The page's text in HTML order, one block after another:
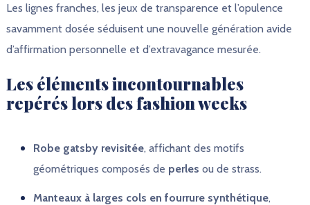
Les lignes franches, les jeux de transparence et l’opulence
savamment dosée séduisent une nouvelle génération avide
d’affirmation personnelle et d’extravagance mesurée.
Les éléments incontournables
repérés lors des fashion weeks
Robe gatsby revisitée, affichant des motifs
géométriques composés de perles ou de strass.
Manteaux à larges cols en fourrure synthétique,